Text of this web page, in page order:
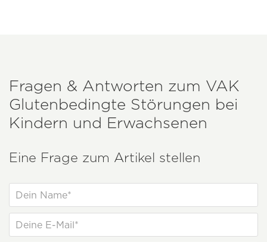
Fragen & Antworten zum VAK
Glutenbedingte Störungen bei
Kindern und Erwachsenen
Eine Frage zum Artikel stellen